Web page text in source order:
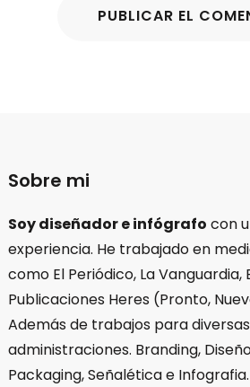
Sobre mi
Soy diseñador e infógrafo con
experiencia. He trabajado en
como El Periódico, La Vanguardia,
Publicaciones Heres (Pronto,
Además de trabajos para
administraciones. Branding,
Packaging, Señalética e